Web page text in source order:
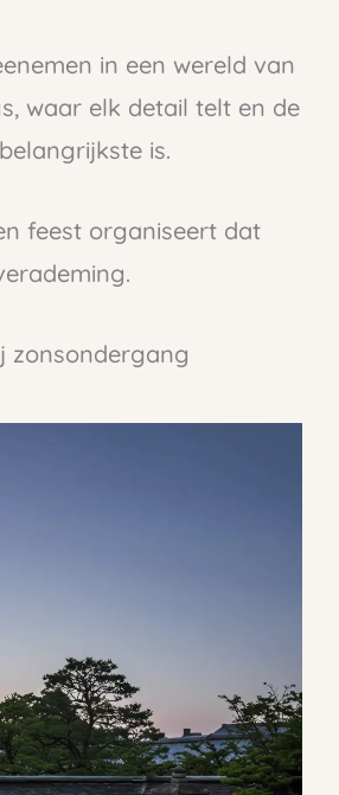
in een wereld van
waar elk detail telt en de
is.
feest organiseert dat
zonsondergang